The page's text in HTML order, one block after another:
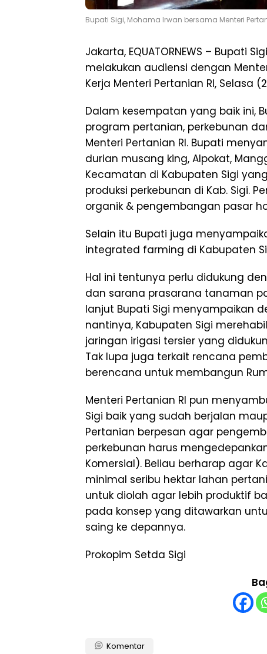
Bupati Sigi, Mohama Irwan bersama Menteri
Jakarta, EQUATORNEWS – Bupati
melakukan audiensi dengan
Kerja Menteri Pertanian RI, Selasa
Dalam kesempatan yang baik ini,
program pertanian, perkebunan
Menteri Pertanian RI. Bupati
durian musang king, Alpokat,
Kecamatan di Kabupaten Sigi
produksi perkebunan di Kab. Sigi.
organik & pengembangan pasar
Selain itu Bupati juga
integrated farming di Kabupaten
Hal ini tentunya perlu didukung
dan sarana prasarana tanaman
lanjut Bupati Sigi menyampaikan
nantinya, Kabupaten Sigi
jaringan irigasi tersier yang
Tak lupa juga terkait rencana
berencana untuk membangun
Menteri Pertanian RI pun
Sigi baik yang sudah berjalan
Pertanian berpesan agar
perkebunan harus
Komersial). Beliau berharap agar
minimal seribu hektar lahan
untuk diolah agar lebih produktif
pada konsep yang ditawarkan
saing ke depannya.
Prokopim Setda Sigi
Komentar